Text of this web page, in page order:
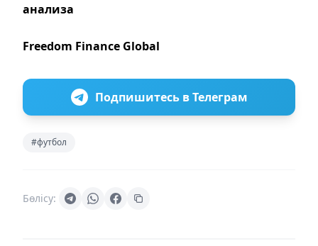
анализа
Freedom Finance Global
Подпишитесь в Телеграм
#футбол
Бөлісу: